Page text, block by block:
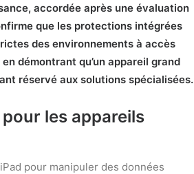
accordée après une évaluation
que les protections intégrées
des environnements à accès
démontrant qu’un appareil grand
réservé aux solutions spécialisées.
les appareils
pour manipuler des données